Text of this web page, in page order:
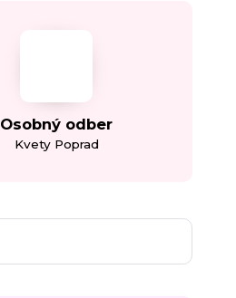
Osobný odber
Kvety Poprad